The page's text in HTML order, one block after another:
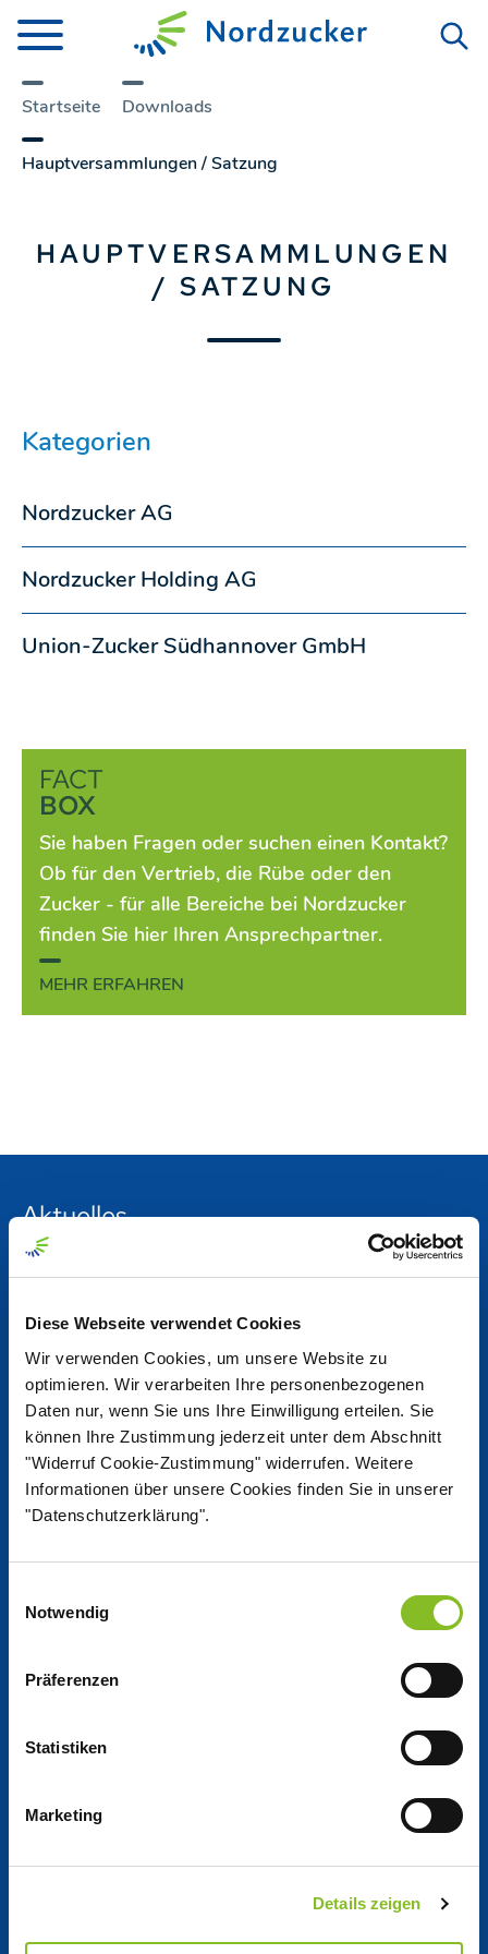
Diese Webseite verwendet Cookies
Wir verwenden Cookies, um unsere Website zu
optimieren. Wir verarbeiten Ihre personenbezogenen
Daten nur, wenn Sie uns Ihre Einwilligung erteilen. Sie
können Ihre Zustimmung jederzeit unter dem Abschnitt
"Widerruf Cookie-Zustimmung" widerrufen. Weitere
Informationen über unsere Cookies finden Sie in unserer
"Datenschutzerklärung".
Notwendig
Präferenzen
Statistiken
Marketing
Details zeigen
Startseite Downloads
Hauptversammlungen / Satzung
HAUPTVERSAMMLUNGEN
/ SATZUNG
Kategorien
Nordzucker AG
Nordzucker Holding AG
Union-Zucker Südhannover GmbH
FACT
BOX
Sie haben Fragen oder suchen einen Kontakt?
Ob für den Vertrieb, die Rübe oder den
Zucker - für alle Bereiche bei Nordzucker
finden Sie hier Ihren Ansprechpartner.
MEHR ERFAHREN
Aktuelles
News Center
Nordzucker Post
Kennzahlen auf einen Blick
Jobs
Arbeiten bei Nordzucker
Jobs bei Nordzucker
Ausbildung
Unternehmen